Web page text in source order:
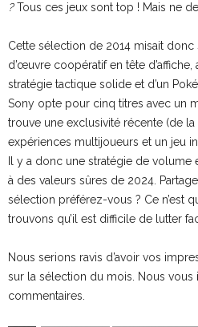
?Tous ces jeux sont top ! Mais ne
Cette sélection de 2014 misait
d’œuvre coopératif en tête
stratégie tactique solide et d’un
Sony opte pour cinq titres avec un
trouve une exclusivité récente (de la
expériences multijoueurs et un jeu
Il y a donc une stratégie de
à des valeurs sûres de 2024.
sélection préférez-vous ? Ce n’est
trouvons qu’il est difficile de lutter
Nous serions ravis d’avoir vos
sur la sélection du mois. Nous vous
commentaires.